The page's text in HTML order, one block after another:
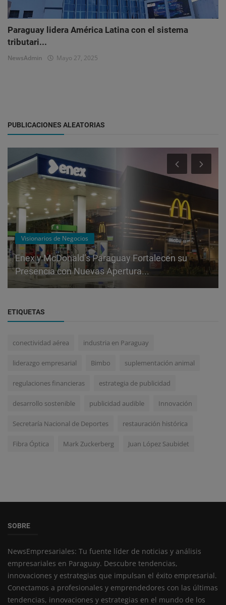
Paraguay lidera América Latina con el sistema
tributari...
NewsAdmin Mayo 27, 2025
PUBLICACIONES ALEATORIAS
Visionarios de Negocios
Enex y McDonald’s Paraguay Fortalecen su
Presencia con Nuevas Apertura...
ETIQUETAS
conectividad aérea industria en Paraguay
liderazgo empresarial Bimbo suplementación animal
regulaciones financieras estrategia de publicidad
desarrollo sostenible publicidad audible Innovación
Secretaría Nacional de Deportes restauración histórica
Fibra Óptica Mark Zuckerberg Juan López Saubidet
SOBRE
NewsEmpresariales: Tu fuente líder de noticias y análisis
empresariales en Paraguay. Descubre tendencias,
innovaciones y estrategias que impulsan el éxito empresarial.
Conectamos a profesionales y emprendedores con las últimas
tendencias, innovaciones y estrategias en el mundo de los